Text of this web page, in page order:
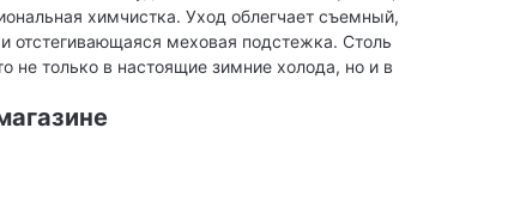
химчистка. Уход облегчает съемный,
отстегивающаяся меховая подстежка. Столь
не только в настоящие зимние холода, но и в